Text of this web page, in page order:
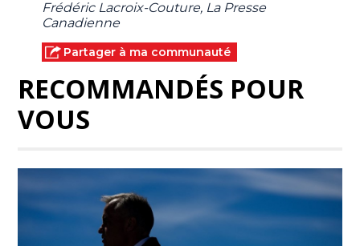
Frédéric Lacroix-Couture, La Presse
Canadienne
Partager à ma communauté
RECOMMANDÉS POUR
VOUS